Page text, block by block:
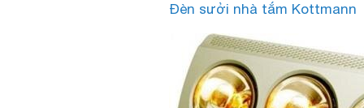
Đèn sưởi nhà tắm Kottmann